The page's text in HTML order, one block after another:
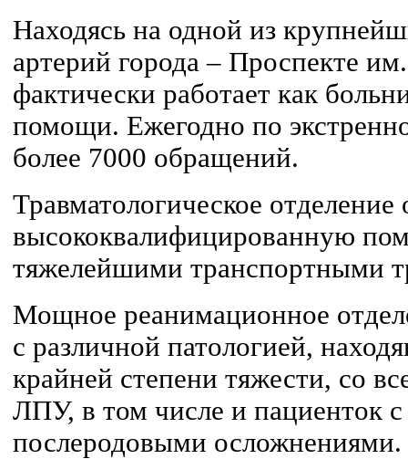
Находясь на одной из
артерий города – Проспекте
фактически работает как
помощи. Ежегодно по
более 7000 обращений.
Травматологическое отделение
высококвалифицированную
тяжелейшими транспортными
Мощное реанимационное
с различной патологией,
крайней степени тяжести, со
ЛПУ, в том числе и пациенток
послеродовыми осложнениями.